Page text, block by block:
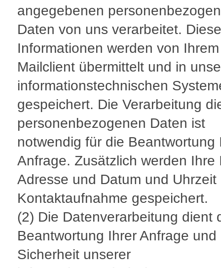
angegebenen
Daten von uns verarbeitet. Diese
Informationen werden von
Mailclient übermittelt und in
informationstechnischen
gespeichert. Die Verarbeitung
personenbezogenen Daten ist
notwendig für die Beantwortung
Anfrage. Zusätzlich werden Ihre
Adresse und Datum und Uhrzeit
Kontaktaufnahme gespeichert.
(2) Die Datenverarbeitung dient
Beantwortung Ihrer Anfrage und
Sicherheit unserer